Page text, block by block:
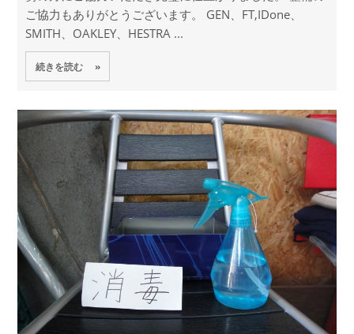
ご協力もありがとうございます。 GEN、FT,IDone、
SMITH、OAKLEY、HESTRA ...
続きを読む »